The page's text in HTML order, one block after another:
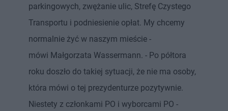
parkingowych, zwężanie ulic, Strefę Czystego
Transportu i podniesienie opłat. My chcemy
normalnie żyć w naszym mieście -
mówi Małgorzata Wassermann. - Po półtora
roku doszło do takiej sytuacji, że nie ma osoby,
która mówi o tej prezydenturze pozytywnie.
Niestety z członkami PO i wyborcami PO -